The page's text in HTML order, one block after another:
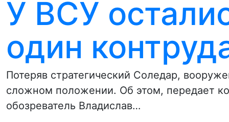
У ВСУ
один
Потеряв стратегический Соледар,
сложном положении. Об этом, передает
обозреватель Владислав…